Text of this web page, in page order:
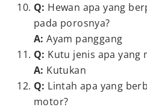
Q: Hewan apa yang
pada porosnya?
A:Ayam panggang
Q: Kutu jenis apa yang
A: Kutukan
Q: Lintah apa yang
motor?